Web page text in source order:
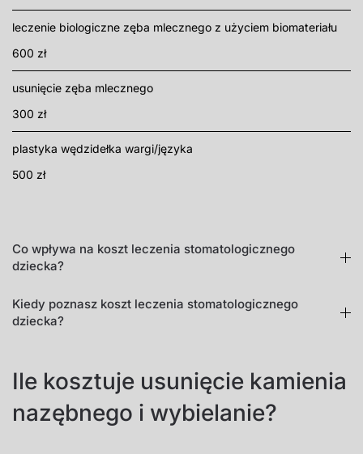
leczenie biologiczne zęba mlecznego z użyciem biomateriału
600 zł
usunięcie zęba mlecznego
300 zł
plastyka wędzidełka wargi/języka
500 zł
Co wpływa na koszt leczenia stomatologicznego
dziecka?
Kiedy poznasz koszt leczenia stomatologicznego
dziecka?
Ile kosztuje usunięcie kamienia
nazębnego i wybielanie?